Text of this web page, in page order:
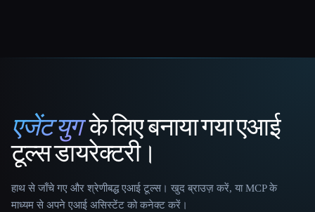
That AI Collection
एजेंट युगके लिए बनाया गया एआई
टूल्स डायरेक्टरी।
हाथ से जाँचे गए और श्रेणीबद्ध एआई टूल्स। खुद ब्राउज़ करें, या MCP के
माध्यम से अपने एआई असिस्टेंट को कनेक्ट करें।